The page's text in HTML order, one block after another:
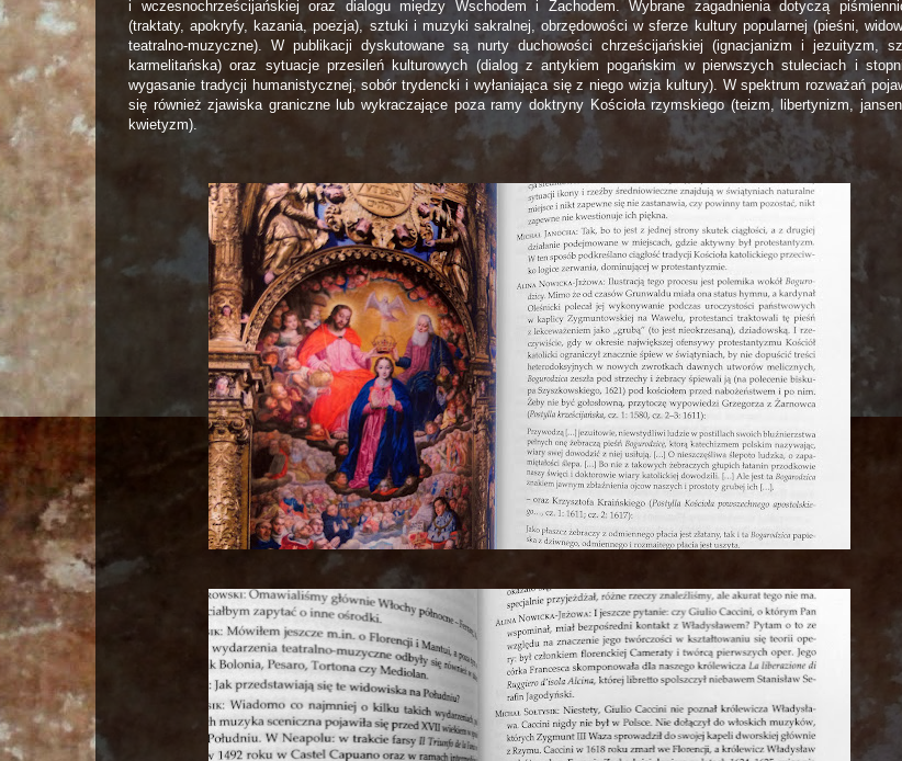
i wczesnochrześcijańskiej oraz dialogu między Wschodem i Zachodem. Wybrane zagadnienia dotyczą
(traktaty, apokryfy, kazania, poezja), sztuki i muzyki sakralnej, obrzędowości w sferze kultury popularnej (pieśni,
teatralno-muzyczne). W publikacji dyskutowane są nurty duchowości chrześcijańskiej (ignacjanizm i jezuityzm,
karmelitańska) oraz sytuacje przesileń kulturowych (dialog z antykiem pogańskim w pierwszych stuleciach i
wygasanie tradycji humanistycznej, sobór trydencki i wyłaniająca się z niego wizja kultury). W spektrum rozważań
się również zjawiska graniczne lub wykraczające poza ramy doktryny Kościoła rzymskiego (teizm, libertynizm,
kwietyzm).